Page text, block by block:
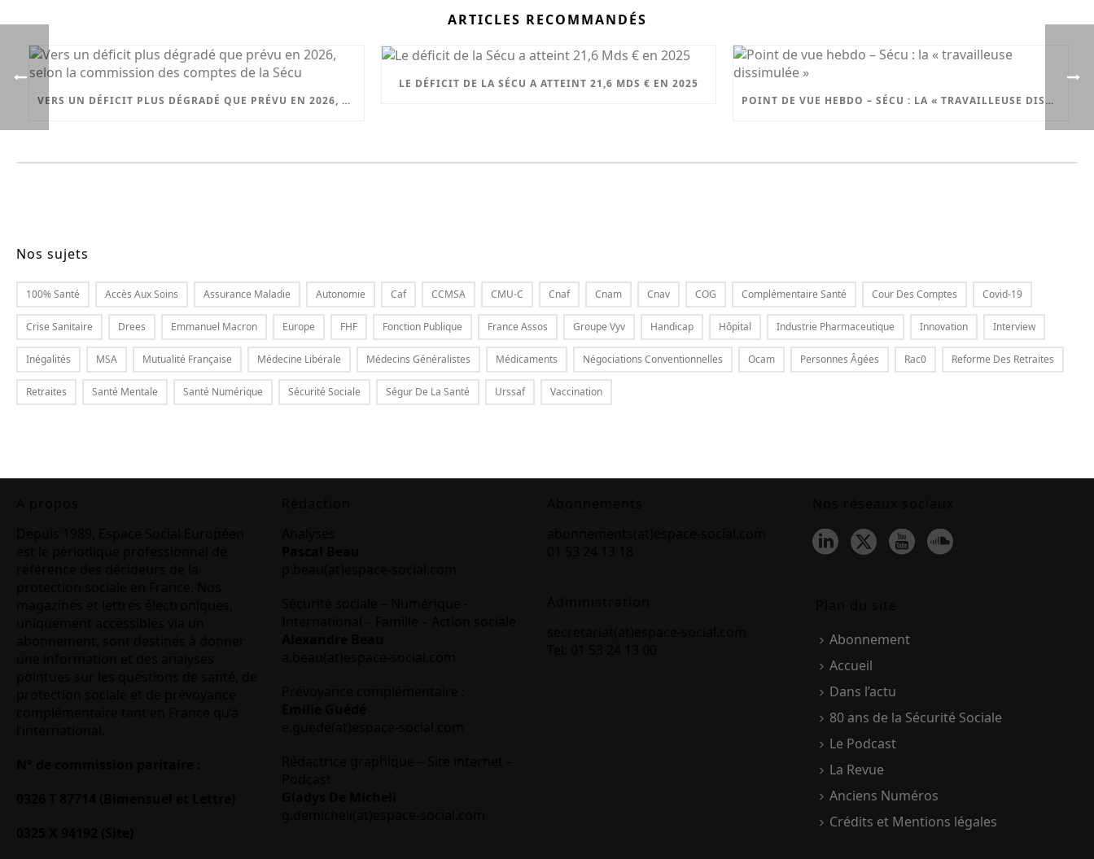
ARTICLES RECOMMANDÉS
VERS UN DÉFICIT PLUS DÉGRADÉ QUE PRÉVU EN 2026, SELON LA COMMISSION DES COMPTES DE LA SÉCU
LE DÉFICIT DE LA SÉCU A ATTEINT 21,6 MDS € EN 2025
POINT DE VUE HEBDO – SÉCU : LA « TRAVAILLEUSE DISSIMULÉE »
Nos sujets
100% Santé Accès Aux Soins Assurance Maladie Autonomie Caf CCMSA CMU-C Cnaf Cnam Cnav COG Complémentaire Santé Cour Des Comptes Covid-19
Crise Sanitaire Drees Emmanuel Macron Europe FHF Fonction Publique France Assos Groupe Vyv Handicap Hôpital Industrie Pharmaceutique Innovation Interview
Inégalités MSA Mutualité Française Médecine Libérale Médecins Généralistes Médicaments Négociations Conventionnelles Ocam Personnes Âgées Rac0 Reforme Des Retraites
Retraites Santé Mentale Santé Numérique Sécurité Sociale Ségur De La Santé Urssaf Vaccination
Abonnement
Accueil
Dans l’actu
80 ans de la Sécurité Sociale
Le Podcast
La Revue
Anciens Numéros
Crédits et Mentions légales